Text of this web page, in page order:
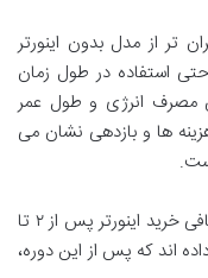
ایوولی حدود ۳۰ درصد گران تر از مدل بدون اینورتر
استفاده در طول زمان
مصرف انرژی و طول عمر
ها و بازدهی نشان می
با در نظر گرفتن کاهش مصرف برق، هزینه اضافی خرید اینورتر پس از ۲ تا
اند که پس از این دوره،